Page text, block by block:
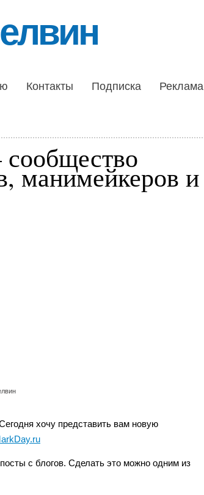
Контакты Подписка Реклама
манимейкеров и
хочу представить вам новую
с блогов. Сделать это можно одним из